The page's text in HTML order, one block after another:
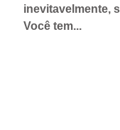
inevitavelmente,
Você tem...